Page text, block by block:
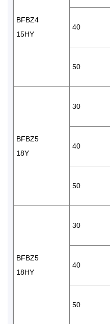
BFBZ4
15HY
40
50
BFBZ5
18Y
30
40
50
BFBZ5
18HY
30
40
50